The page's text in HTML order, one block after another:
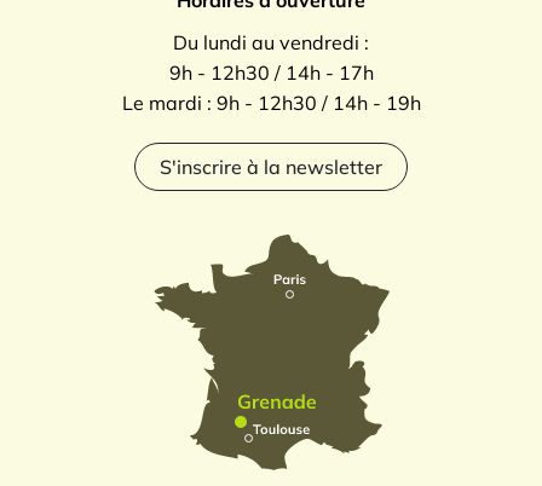
Du lundi au vendredi :
9h - 12h30 / 14h - 17h
Le mardi : 9h - 12h30 / 14h - 19h
S'inscrire à la newsletter